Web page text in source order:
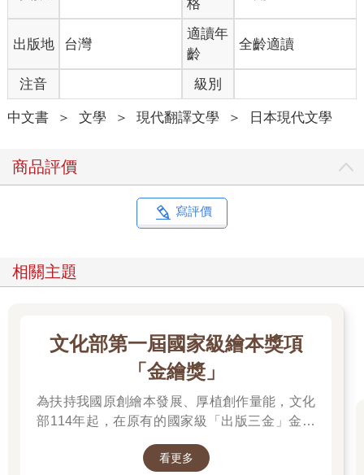
格
出版地 台灣
適讀年
齡
全齡適讀
注音 級別
中文書 ＞ 文學 ＞ 現代翻譯文學 ＞ 日本現代文學
商品評價
寫評價
相關主題
文化部第一屆國家級繪本獎項
「金繪獎」
為扶持我國原創繪本發展、厚植創作量能，文化
部114年起，在原有的國家級「出版三金」金鼎
促進台灣圖文出版的多元發展。獎項分為「特別
看更多